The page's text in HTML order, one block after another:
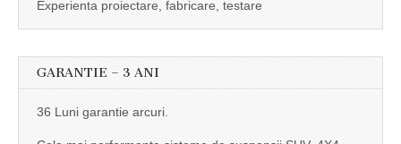
Experienta proiectare, fabricare, testare
GARANTIE – 3 ANI
36 Luni garantie arcuri.